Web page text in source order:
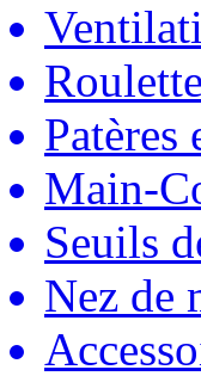
Patères
Main-
Seuils
Nez de